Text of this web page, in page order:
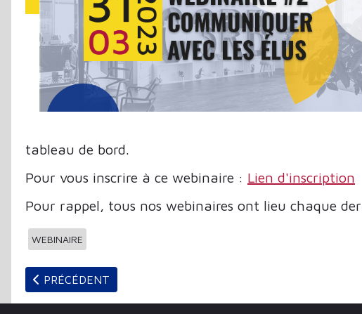
tableau de bord.
Pour vous inscrire à ce webinaire : Lien d'inscription
Pour rappel, tous nos webinaires ont lieu chaque
WEBINAIRE
ARTICLE PRÉCÉDENT : LES WEBINAIRES C3RB POUR LE
PRÉCÉDENT